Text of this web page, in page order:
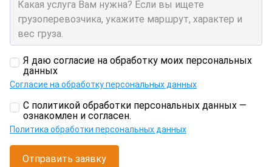
Я даю согласие на обработку моих персональных
данных
Согласие на обработку персональных данных
С политикой обработки персональных данных —
ознакомлен и согласен.
Политика обработки персональных данных
Отправить заявку